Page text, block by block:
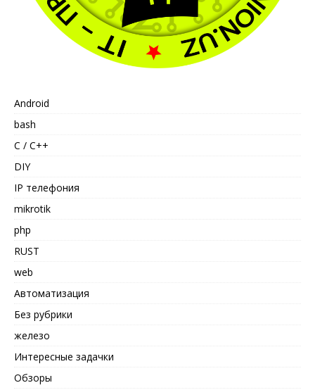
Android
bash
C / C++
DIY
IP телефония
mikrotik
php
RUST
web
Автоматизация
Без рубрики
железо
Интересные задачки
Обзоры